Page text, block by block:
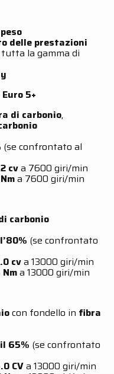
delle prestazioni
la gamma di
Euro 5+
di carbonio,
(se confrontato al
cva 7600 giri/min
a 7600 giri/min
carbonio
(se confrontato
cva 13000 giri/min
a 13000 giri/min
con fondello in fibra
65% (se confrontato
CVa 13000 giri/min